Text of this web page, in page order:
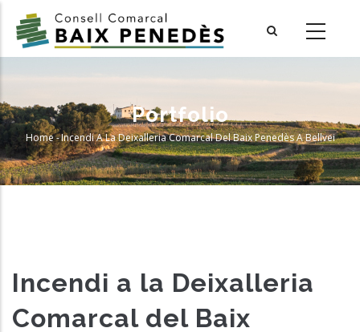
main
Portfolio
Breadcrumb
Home-Incendi A La Deixalleria Comarcal Del Baix Penedès A Bellvei
Incendi a la Deixalleria
Comarcal del Baix